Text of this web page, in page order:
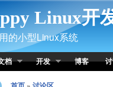
Linux开
的小型Linux系统
档 开发 博客
»